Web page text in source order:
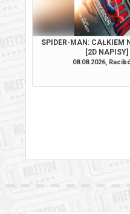
SPIDER-MAN: CAŁKIEM
[2D NAPISY]
08.08.2026,